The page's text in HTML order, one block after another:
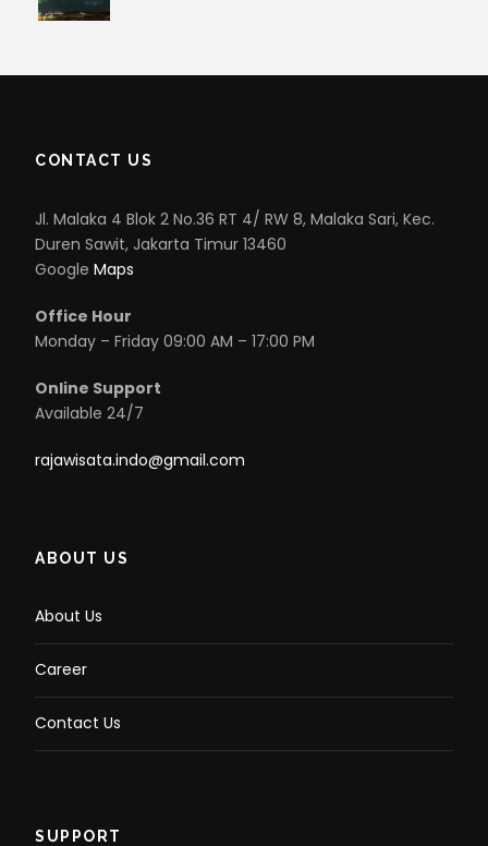
CONTACT US
Jl. Malaka 4 Blok 2 No.36 RT 4/ RW 8, Malaka Sari, Kec.
Duren Sawit, Jakarta Timur 13460
Google Maps
Office Hour
Monday – Friday 09:00 AM – 17:00 PM
Online Support
Available 24/7
rajawisata.indo@gmail.com
ABOUT US
About Us
Career
Contact Us
SUPPORT